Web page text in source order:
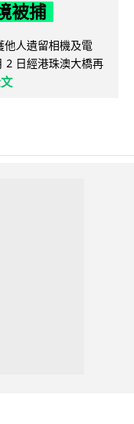
被捕
他人遺留相機及電
2 日經港珠澳大橋再